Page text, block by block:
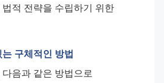
적 전략을 수립하기 위한
구체적인 방법
음과 같은 방법으로